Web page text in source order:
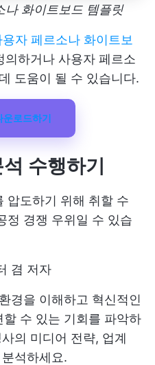
화이트보드 템플릿
자 페르소나 화이트보
의하거나 사용자 페르소
도움이 될 수 있습니다.
운로드하기
수행하기
압도하기 위해 취할 수
정 경쟁 우위일 수 있습
겸 저자
경을 이해하고 혁신적인
수 있는 기회를 파악하
의 미디어 전략, 업계
석하세요.